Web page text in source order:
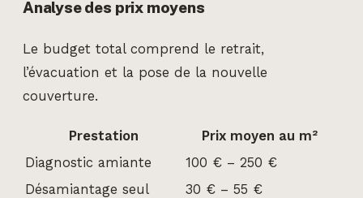
Analyse des prix moyens
Le budget total comprend le retrait,
l’évacuation et la pose de la nouvelle
couverture.
Prestation
Prix moyen au m²
Diagnostic amiante
100 € – 250 €
Désamiantage seul
30 € – 55 €